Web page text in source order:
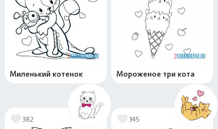
Миленький котенок Мороженое три кота
382 345